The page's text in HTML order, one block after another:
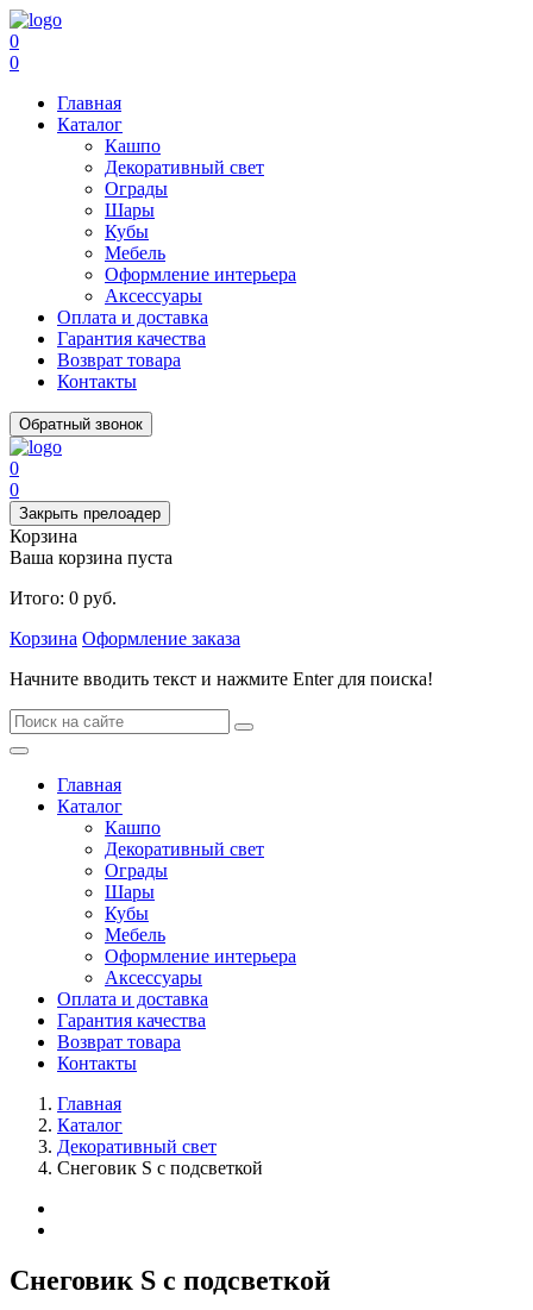
0
0
Главная
Каталог
Кашпо
Декоративный свет
Ограды
Шары
Кубы
Мебель
Оформление интерьера
Аксессуары
Оплата и доставка
Гарантия качества
Возврат товара
Контакты
Обратный звонок
0
0
Закрыть прелоадер
Корзина
Ваша корзина пуста
Итого: 0 руб.
Корзина Оформление заказа
Начните вводить текст и нажмите Enter для поиска!
Главная
Каталог
Кашпо
Декоративный свет
Ограды
Шары
Кубы
Мебель
Оформление интерьера
Аксессуары
Оплата и доставка
Гарантия качества
Возврат товара
Контакты
Главная
Каталог
Декоративный свет
Снеговик S с подсветкой
Снеговик S с подсветкой